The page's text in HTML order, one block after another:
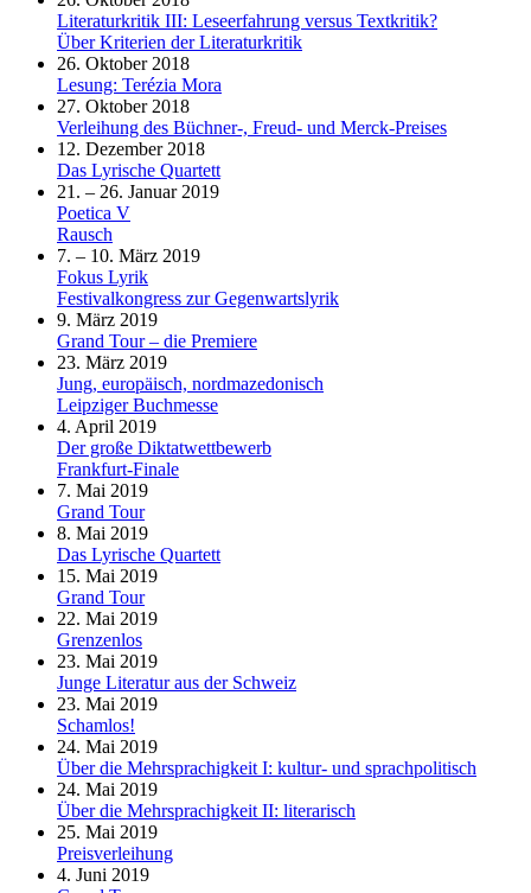
Literaturkritik III: Leseerfahrung versus Textkritik?
Über Kriterien der Literaturkritik
26. Oktober 2018
Lesung: Terézia Mora
27. Oktober 2018
Verleihung des Büchner-, Freud- und Merck-Preises
12. Dezember 2018
Das Lyrische Quartett
21. – 26. Januar 2019
Poetica V
Rausch
7. – 10. März 2019
Fokus Lyrik
Festivalkongress zur Gegenwartslyrik
9. März 2019
Grand Tour – die Premiere
23. März 2019
Jung, europäisch, nordmazedonisch
Leipziger Buchmesse
4. April 2019
Der große Diktatwettbewerb
Frankfurt-Finale
7. Mai 2019
Grand Tour
8. Mai 2019
Das Lyrische Quartett
15. Mai 2019
Grand Tour
22. Mai 2019
Grenzenlos
23. Mai 2019
Junge Literatur aus der Schweiz
23. Mai 2019
Schamlos!
24. Mai 2019
Über die Mehrsprachigkeit I: kultur- und sprachpolitisch
24. Mai 2019
Über die Mehrsprachigkeit II: literarisch
25. Mai 2019
Preisverleihung
4. Juni 2019